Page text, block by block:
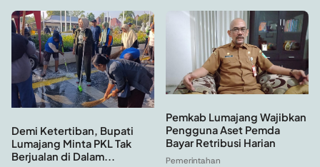
Demi Ketertiban, Bupati
Lumajang Minta PKL Tak
Berjualan di Dalam...
Pemkab Lumajang Wajibkan
Pengguna Aset Pemda
Bayar Retribusi Harian
Pemerintahan